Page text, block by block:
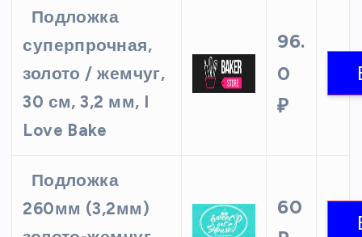
Подложка
суперпрочная,
золото / жемчуг,
30 см, 3,2 мм, I
Love Bake
96.
0
₽
Подложка
260мм (3,2мм)
60